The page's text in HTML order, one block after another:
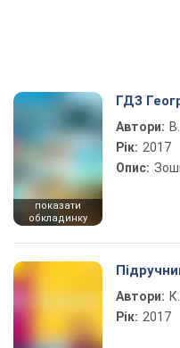
показати
обкладинку
ГДЗ
Автори:
Рік: 2017
Опис:
Автори:
Рік: 2017